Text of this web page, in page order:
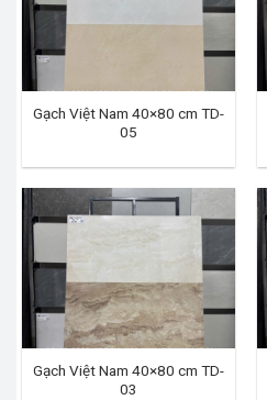
Gạch Việt Nam 40×80 cm TD-
05
Gạch Việt Nam 40×80 cm TD-
03